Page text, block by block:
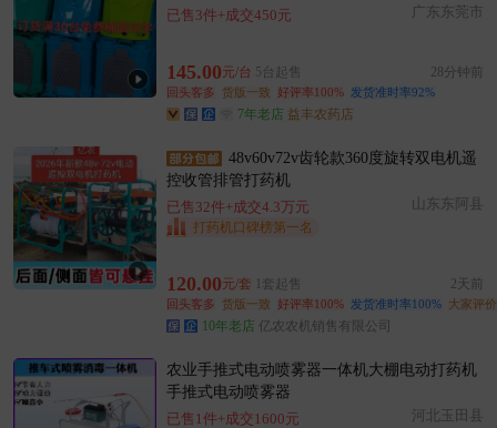
附近杨**老板5小时前获取了报价
附近贺**老板43分钟前看了商品
附近朱**老板23小时前成功采购
附近冯**老板31分钟前获取了报价
已售3件+成交450元
广东东莞市
145.00元/台 5台起售 28分钟前
回头客多 货版一致 好评率100% 发货准时率92%
7年老店 益丰农药店
48v60v72v齿轮款360度旋转双电机遥
控收管排管打药机
已售32件+成交4.3万元
山东东阿县
打药机口碑榜第一名
120.00元/套 1套起售 2天前
回头客多 货版一致 好评率100% 发货准时率100% 大家评
10年老店 亿农农机销售有限公司
农业手推式电动喷雾器一体机大棚电动打药机
手推式电动喷雾器
已售1件+成交1600元
河北玉田县